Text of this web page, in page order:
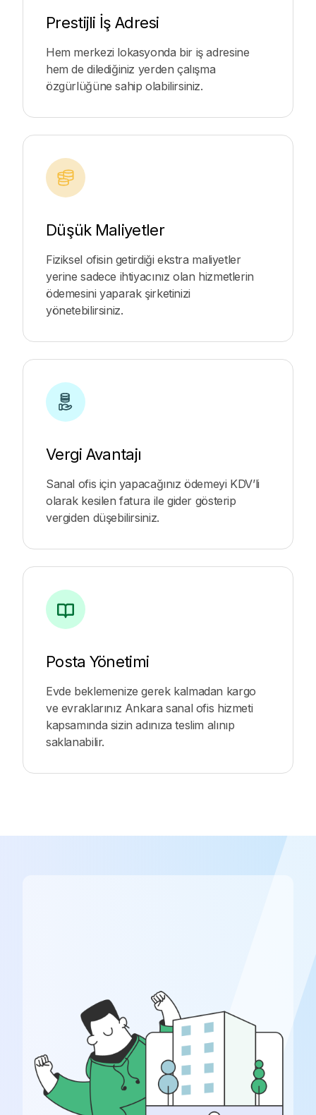
Prestijli İş Adresi
Hem merkezi lokasyonda bir iş adresine
hem de dilediğiniz yerden çalışma
özgürlüğüne sahip olabilirsiniz.
Düşük Maliyetler
Fiziksel ofisin getirdiği ekstra maliyetler
yerine sadece ihtiyacınız olan hizmetlerin
ödemesini yaparak şirketinizi
yönetebilirsiniz.
Vergi Avantajı
Sanal ofis için yapacağınız ödemeyi KDV’li
olarak kesilen fatura ile gider gösterip
vergiden düşebilirsiniz.
Posta Yönetimi
Evde beklemenize gerek kalmadan kargo
ve evraklarınız Ankara sanal ofis hizmeti
kapsamında sizin adınıza teslim alınıp
saklanabilir.